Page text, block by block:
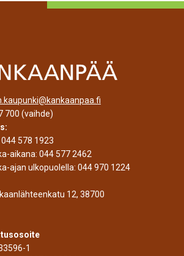
700 (vaihde)
044 578 1923
aikana: 044 577 2462
ajan ulkopuolella: 044 970 1224
12, 38700
1